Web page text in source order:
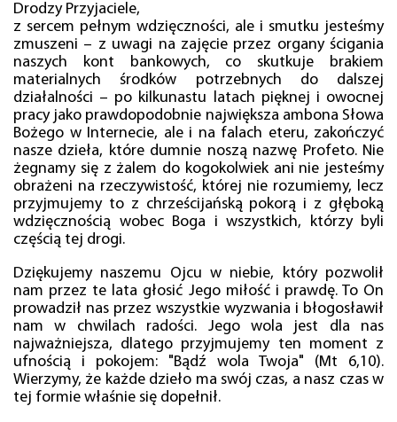
Drodzy Przyjaciele,
z sercem pełnym wdzięczności, ale i smutku jesteśmy
zmuszeni – z uwagi na zajęcie przez organy ścigania
naszych kont bankowych, co skutkuje brakiem
materialnych środków potrzebnych do dalszej
działalności – po kilkunastu latach pięknej i owocnej
pracy jako prawdopodobnie największa ambona Słowa
Bożego w Internecie, ale i na falach eteru, zakończyć
nasze dzieła, które dumnie noszą nazwę Profeto. Nie
żegnamy się z żalem do kogokolwiek ani nie jesteśmy
obrażeni na rzeczywistość, której nie rozumiemy, lecz
przyjmujemy to z chrześcijańską pokorą i z głęboką
wdzięcznością wobec Boga i wszystkich, którzy byli
częścią tej drogi.
Dziękujemy naszemu Ojcu w niebie, który pozwolił
nam przez te lata głosić Jego miłość i prawdę. To On
prowadził nas przez wszystkie wyzwania i błogosławił
nam w chwilach radości. Jego wola jest dla nas
najważniejsza, dlatego przyjmujemy ten moment z
ufnością i pokojem: "Bądź wola Twoja" (Mt 6,10).
Wierzymy, że każde dzieło ma swój czas, a nasz czas w
tej formie właśnie się dopełnił.